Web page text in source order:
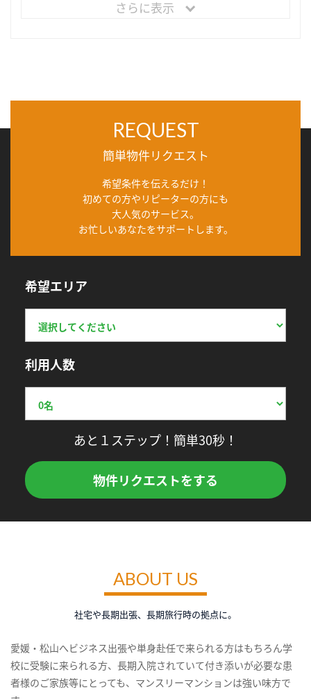
さらに表示
REQUEST
簡単物件リクエスト
希望条件を伝えるだけ！
初めての方やリピーターの方にも
大人気のサービス。
お忙しいあなたをサポートします。
希望エリア
利用人数
あと１ステップ！簡単30秒！
物件リクエストをする
ABOUT US
社宅や長期出張、長期旅行時の拠点に。
愛媛・松山へビジネス出張や単身赴任で来られる方はもちろん学
校に受験に来られる方、長期入院されていて付き添いが必要な患
者様のご家族等にとっても、マンスリーマンションは強い味方で